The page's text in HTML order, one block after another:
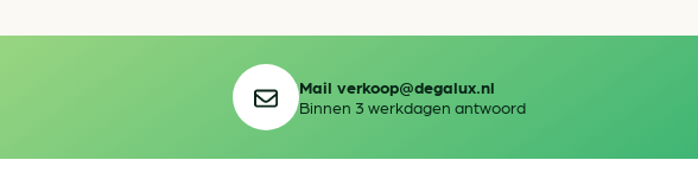
Mail verkoop@degalux.nl
Binnen 3 werkdagen antwoord